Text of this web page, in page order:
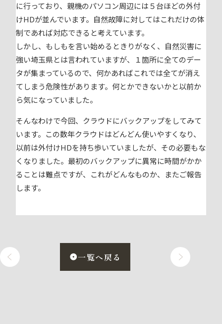
に行っており、親機のパソコン周辺には５台ほどの外付
けHDが並んでいます。自然故障に対してはこれだけの体
制であれば対応できると考えています。
しかし、もしもを言い始めるときりがなく、自然災害に
強い埼玉県とは言われていますが、１箇所に全てのデー
タが集まっているので、何かあればこれでは全てが消え
てしまう危険性があります。何とかできないかと以前か
ら気になっていました。
そんなわけで今回、クラウドにバックアップをしてみて
います。この数年クラウドはどんどん使いやすくなり、
以前は外付けHDを持ち歩いていましたが、その必要もな
くなりました。最初のバックアップに異常に時間がかか
ることは難点ですが、これがどんなものか、またご報告
します。
一覧へ戻る